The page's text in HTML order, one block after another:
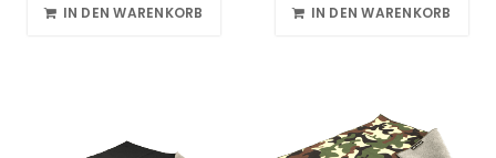
IN DEN WARENKORB IN DEN WARENKORB